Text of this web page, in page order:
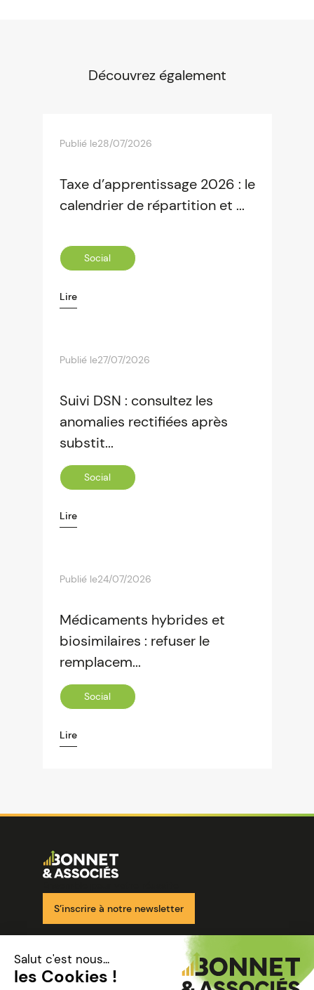
Découvrez également
Publié le28/07/2026
Taxe d’apprentissage 2026 : le
calendrier de répartition et ...
Social
Lire
Publié le27/07/2026
Suivi DSN : consultez les
anomalies rectifiées après
substit...
Social
Lire
Publié le24/07/2026
Médicaments hybrides et
biosimilaires : refuser le
remplacem...
Social
Lire
Image
S’inscrire à notre newsletter
Nos solutions
Nos cabinets